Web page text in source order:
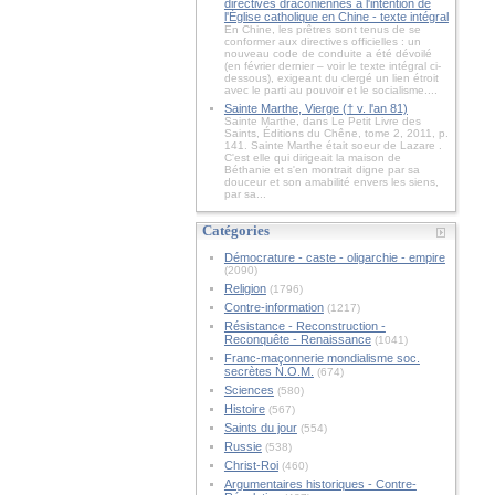
directives draconiennes à l'intention de
l'Église catholique en Chine - texte intégral
En Chine, les prêtres sont tenus de se
conformer aux directives officielles : un
nouveau code de conduite a été dévoilé
(en février dernier – voir le texte intégral ci-
dessous), exigeant du clergé un lien étroit
avec le parti au pouvoir et le socialisme....
Sainte Marthe, Vierge († v. l'an 81)
Sainte Marthe, dans Le Petit Livre des
Saints, Éditions du Chêne, tome 2, 2011, p.
141. Sainte Marthe était soeur de Lazare .
C'est elle qui dirigeait la maison de
Béthanie et s'en montrait digne par sa
douceur et son amabilité envers les siens,
par sa...
Catégories
Démocrature - caste - oligarchie - empire
(2090)
Religion(1796)
Contre-information(1217)
Résistance - Reconstruction -
Reconquête - Renaissance(1041)
Franc-maçonnerie mondialisme soc.
secrètes N.O.M. (674)
Sciences (580)
Histoire(567)
Saints du jour(554)
Russie(538)
Christ-Roi(460)
Argumentaires historiques - Contre-